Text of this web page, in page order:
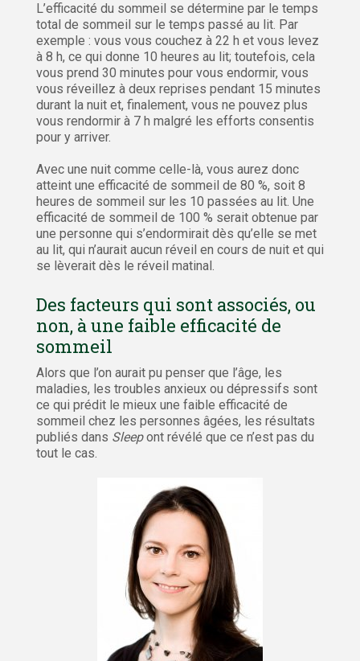
L’efficacité du sommeil se détermine par le temps
total de sommeil sur le temps passé au lit. Par
exemple : vous vous couchez à 22 h et vous levez
à 8 h, ce qui donne 10 heures au lit; toutefois, cela
vous prend 30 minutes pour vous endormir, vous
vous réveillez à deux reprises pendant 15 minutes
durant la nuit et, finalement, vous ne pouvez plus
vous rendormir à 7 h malgré les efforts consentis
pour y arriver.
Avec une nuit comme celle-là, vous aurez donc
atteint une efficacité de sommeil de 80 %, soit 8
heures de sommeil sur les 10 passées au lit. Une
efficacité de sommeil de 100 % serait obtenue par
une personne qui s’endormirait dès qu’elle se met
au lit, qui n’aurait aucun réveil en cours de nuit et qui
se lèverait dès le réveil matinal.
Des facteurs qui sont associés, ou
non, à une faible efficacité de
sommeil
Alors que l’on aurait pu penser que l’âge, les
maladies, les troubles anxieux ou dépressifs sont
ce qui prédit le mieux une faible efficacité de
sommeil chez les personnes âgées, les résultats
publiés dans Sleepont révélé que ce n’est pas du
tout le cas.